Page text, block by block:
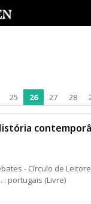
25 26 27 28
- Círculo de
: portugais (Livre)